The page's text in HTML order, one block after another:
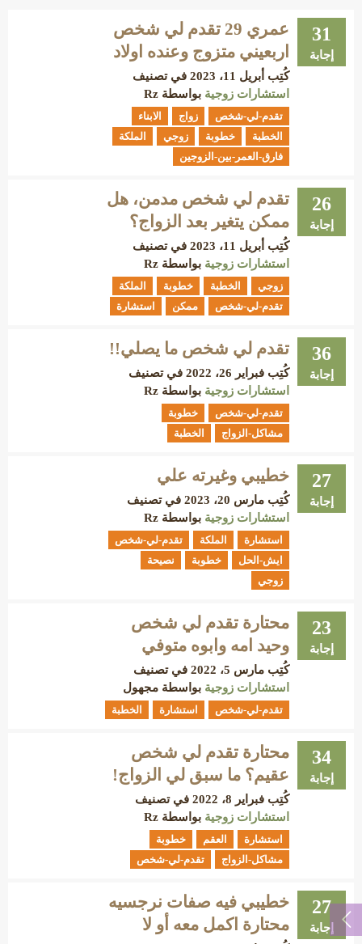
31
إجابة
عمري 29 تقدم لي شخص
اربعيني متزوج وعنده اولاد
كُتِب أبريل 11، 2023
في تصنيف
استشارات زوجية بواسطة Rz
تقدم-لي-شخص زواج
الابناء
الخطبة
خطوبة زوجي
الملكة
فارق-العمر-بين-الزوجين
26
إجابة
تقدم لي شخص مدمن، هل
ممكن يتغير بعد الزواج؟
كُتِب أبريل 11، 2023
في تصنيف
استشارات زوجية بواسطة Rz
زوجي الخطبة خطوبة
الملكة
تقدم-لي-شخص
ممكن استشارة
36
إجابة
تقدم لي شخص ما يصلي!!
كُتِب فبراير 26، 2022
في تصنيف
استشارات زوجية بواسطة Rz
تقدم-لي-شخص
خطوبة
مشاكل-الزواج
الخطبة
27
إجابة
خطيبي وغيرته علي
كُتِب مارس 20، 2023
في تصنيف
استشارات زوجية بواسطة Rz
استشارة الملكة
تقدم-لي-شخص
ايش-الحل
خطوبة
نصيحة
زوجي
23
إجابة
محتارة تقدم لي شخص
وحيد امه وابوه متوفي
كُتِب مارس 5، 2022
في تصنيف
استشارات زوجية بواسطة مجهول
تقدم-لي-شخص استشارة الخطبة
34
إجابة
محتارة تقدم لي شخص
عقيم؟ ما سبق لي الزواج!
كُتِب فبراير 8، 2022
في تصنيف
استشارات زوجية بواسطة Rz
استشارة العقم
خطوبة
مشاكل-الزواج
تقدم-لي-شخص
27
إجابة
خطيبي فيه صفات نرجسيه
محتارة اكمل معه أو لا